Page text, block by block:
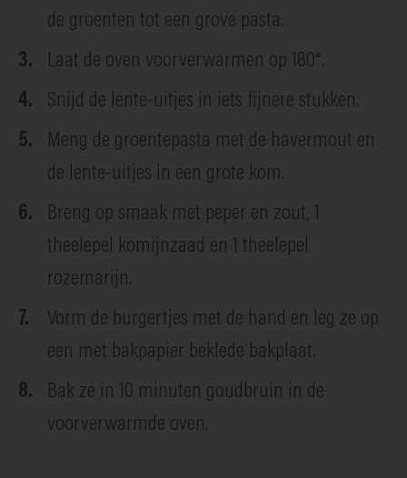
de groenten tot een grove pasta.
Laat de oven voorverwarmen op 180°.
Snijd de lente-uitjes in iets fijnere stukken.
Meng de groentepasta met de havermout en
de lente-uitjes in een grote kom.
Breng op smaak met peper en zout, 1
theelepel komijnzaad en 1 theelepel
rozemarijn.
Vorm de burgertjes met de hand en leg ze op
een met bakpapier beklede bakplaat.
Bak ze in 10 minuten goudbruin in de
voorverwarmde oven.